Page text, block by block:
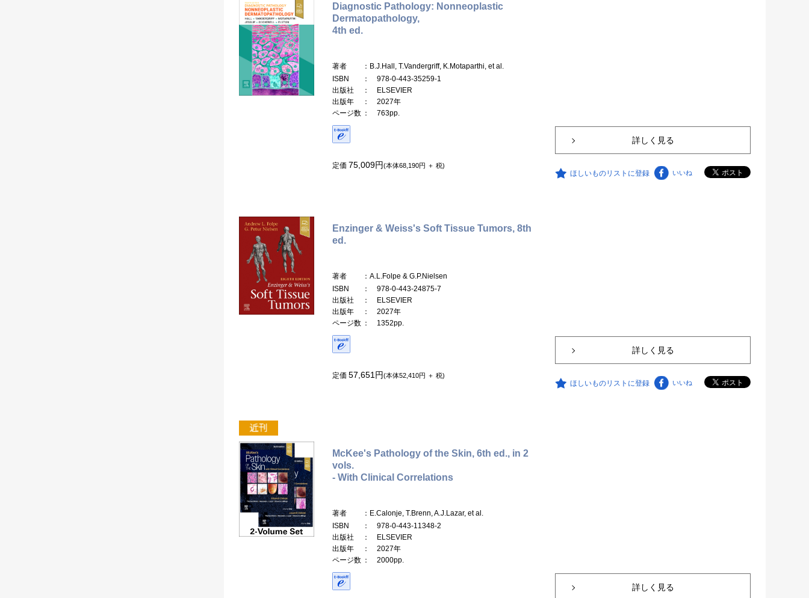
Diagnostic Pathology: Nonneoplastic
Dermatopathology,
4th ed.
著者
：B.J.Hall, T.Vandergriff, K.Motaparthi, et al.
ISBN
： 978-0-443-35259-1
出版社
： ELSEVIER
出版年
： 2027年
ページ数 ： 763pp.
定価 75,009円(本体68,190円 ＋ 税)
詳しく見る
ほしいものリストに登録 いいね
Enzinger & Weiss's Soft Tissue Tumors, 8th
ed.
著者
：A.L.Folpe & G.P.Nielsen
ISBN
： 978-0-443-24875-7
出版社
： ELSEVIER
出版年
： 2027年
ページ数 ： 1352pp.
定価 57,651円(本体52,410円 ＋ 税)
詳しく見る
ほしいものリストに登録 いいね
McKee's Pathology of the Skin, 6th ed., in 2
vols.
- With Clinical Correlations
著者
：E.Calonje, T.Brenn, A.J.Lazar, et al.
ISBN
： 978-0-443-11348-2
出版社
： ELSEVIER
出版年
： 2027年
ページ数 ： 2000pp.
詳しく見る